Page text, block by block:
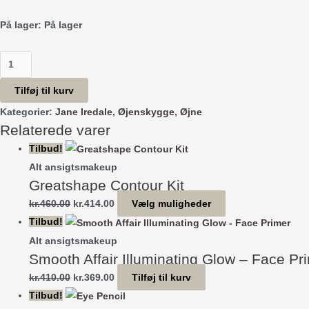
På lager: På lager
Purepressed
Eye
Shadow
Kit
-
Naturally
Tilføj til kurv
Kategorier: Jane Iredale, Øjenskygge, Øjne
Relaterede varer
Tilbud!
Alt ansigtsmakeup
Greatshape Contour Kit
kr.460.00 Den
oprindelige
pris
var:
kr.460.00.
kr.414.00Den
aktuelle
pris
er:
kr.414.00.
Vælg muligheder
vare
flere
Tilbud!
Alt ansigtsmakeup
Smooth Affair Illuminating Glow – Face
kr.410.00 Den
oprindelige
kr.369.00Den
aktuelle
Tilføj til kurv
Tilbud!